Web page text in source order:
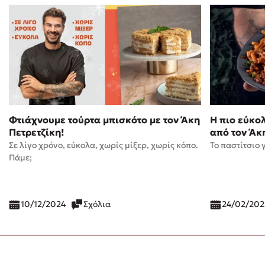
Φτιάχνουμε τούρτα μπισκότο με τον Άκη
Πετρετζίκη!
Σε λίγο χρόνο, εύκολα, χωρίς μίξερ, χωρίς κόπο.
Πάμε;
10/12/2024 Σχόλια
Η πιο
από τον
Το παστίτσιο
24/02/